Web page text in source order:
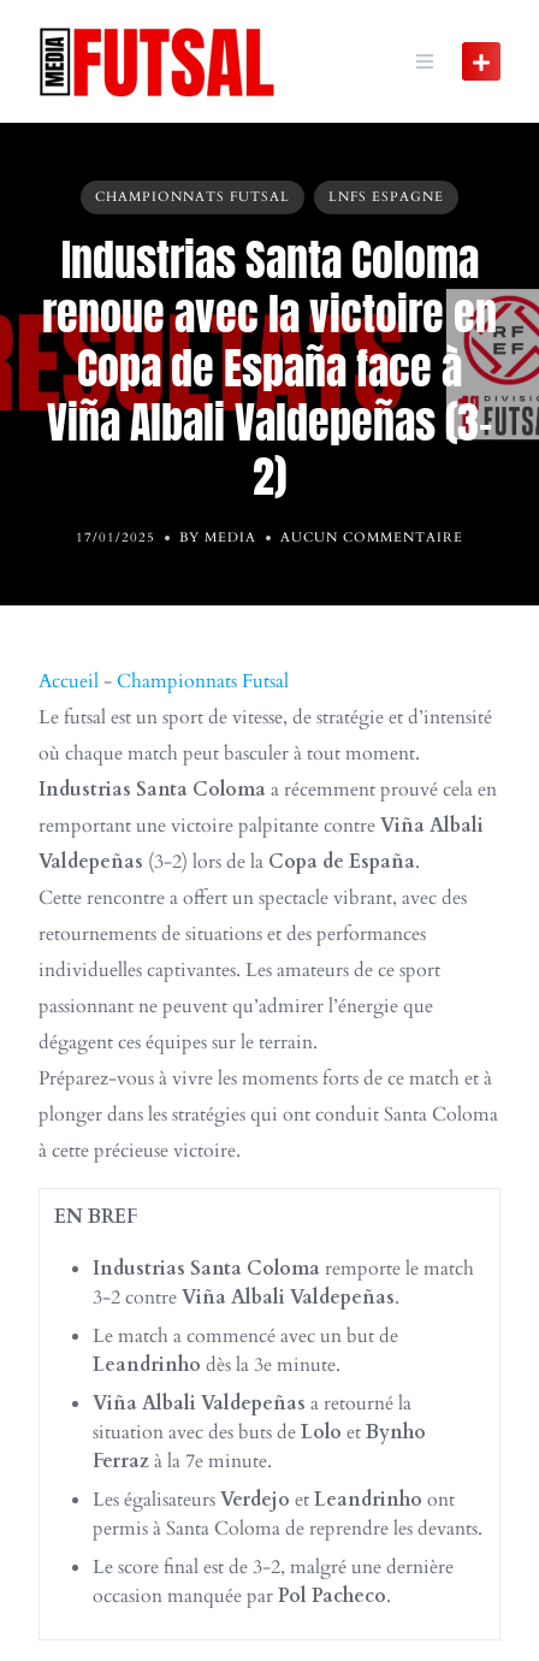
content
CHAMPIONNATS FUTSAL LNFS ESPAGNE
Industrias Santa Coloma
renoue avec la victoire en
Copa de España face à
Viña Albali Valdepeñas (3-
2)
17/01/2025 BY MEDIA AUCUN COMMENTAIRE
Accueil-Championnats Futsal
Le futsal est un sport de vitesse, de stratégie et d’intensité
où chaque match peut basculer à tout moment.
Industrias Santa Colomaa récemment prouvé cela en
remportant une victoire palpitante contreViña Albali
Valdepeñas (3-2) lors de la Copa de España.
Cette rencontre a offert un spectacle vibrant, avec des
retournements de situations et des performances
individuelles captivantes. Les amateurs de ce sport
passionnant ne peuvent qu’admirer l’énergie que
dégagent ces équipes sur le terrain.
Préparez-vous à vivre les moments forts de ce match et à
plonger dans les stratégies qui ont conduit Santa Coloma
à cette précieuse victoire.
EN BREF
Industrias Santa Colomaremporte le match
3-2 contreViña Albali Valdepeñas.
Le match a commencé avec un but de
Leandrinho dès la 3e minute.
Viña Albali Valdepeñas a retourné la
situation avec des buts deLolo etBynho
Ferrazà la 7e minute.
Les égalisateursVerdejo etLeandrinho ont
permis à Santa Coloma de reprendre les devants.
Le score final est de 3-2, malgré une dernière
occasion manquée parPol Pacheco.